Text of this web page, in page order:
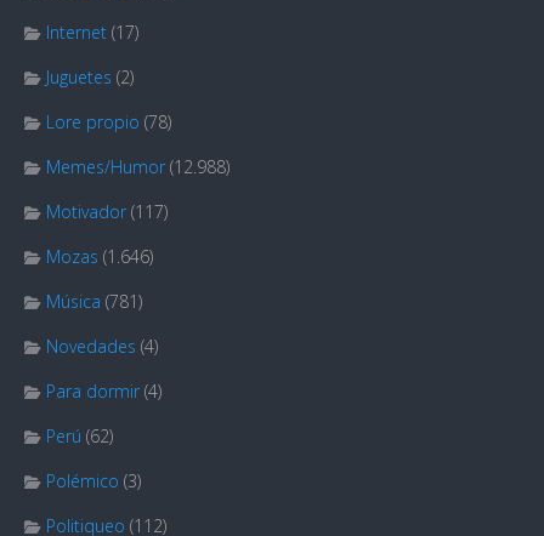
Internet (17)
Juguetes (2)
Lore propio (78)
Memes/Humor (12.988)
Motivador (117)
Mozas (1.646)
Música (781)
Novedades (4)
Para dormir (4)
Perú (62)
Polémico (3)
Politiqueo (112)